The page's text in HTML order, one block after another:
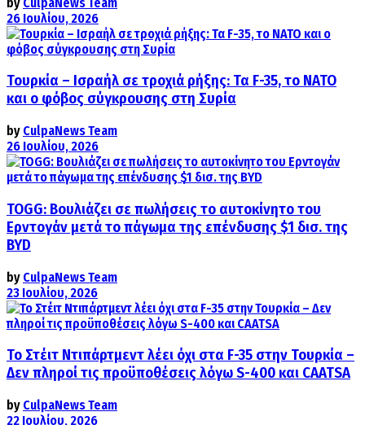
26 Ιουλίου, 2026
Τουρκία – Ισραήλ σε τροχιά ρήξης: Τα F-35, το ΝΑΤΟ
και ο φόβος σύγκρουσης στη Συρία
by CulpaNews Team
26 Ιουλίου, 2026
TOGG: Βουλιάζει σε πωλήσεις το αυτοκίνητο του
Ερντογάν μετά το πάγωμα της επένδυσης $1 δισ. της
BYD
by CulpaNews Team
23 Ιουλίου, 2026
Το Στέιτ Ντιπάρτμεντ λέει όχι στα F-35 στην Τουρκία –
Δεν πληροί τις προϋποθέσεις λόγω S-400 και CAATSA
by CulpaNews Team
22 Ιουλίου, 2026